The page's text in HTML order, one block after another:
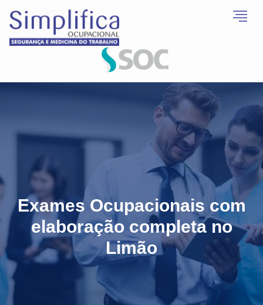
Exames Ocupacionais com
elaboração completa no
Limão